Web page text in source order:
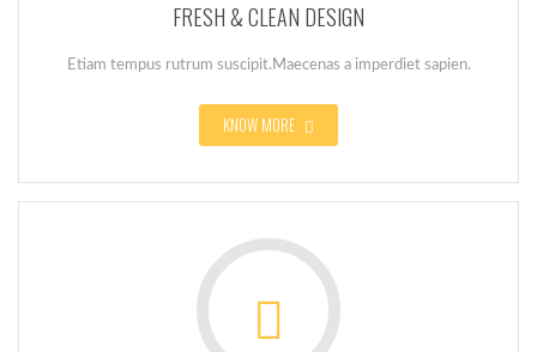
FRESH & CLEAN DESIGN
Etiam tempus rutrum suscipit.Maecenas a imperdiet sapien.
KNOW MORE